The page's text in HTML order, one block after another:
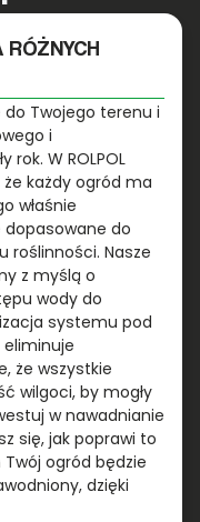
RÓŻNYCH
Twojego terenu i
i
W ROLPOL
każdy ogród ma
właśnie
do
roślinności. Nasze
z myślą o
wody do
systemu pod
że wszystkie
wilgoci, by mogły
w nawadnianie
się, jak poprawi to
ogród będzie
dzięki